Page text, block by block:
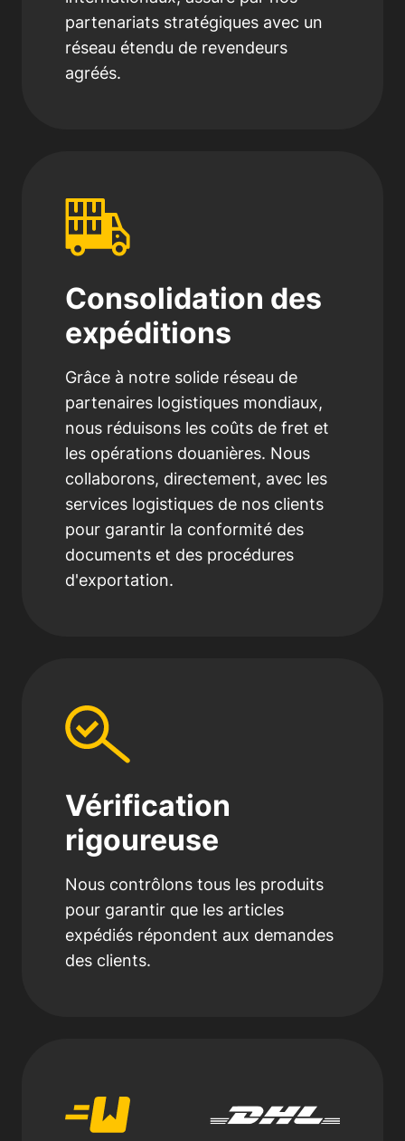
partenariats stratégiques avec un
réseau étendu de revendeurs
agréés.
Consolidation des
expéditions
Grâce à notre solide réseau de
partenaires logistiques mondiaux,
nous réduisons les coûts de fret et
les opérations douanières. Nous
collaborons, directement, avec les
services logistiques de nos clients
pour garantir la conformité des
documents et des procédures
d'exportation.
Vérification
rigoureuse
Nous contrôlons tous les produits
pour garantir que les articles
expédiés répondent aux demandes
des clients.